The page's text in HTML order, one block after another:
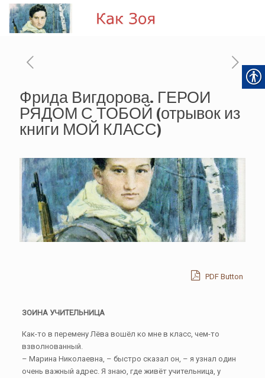
Фрида Вигдорова. ГЕРОИ
РЯДОМ С ТОБОЙ (отрывок из
книги МОЙ КЛАСС)
PDF Button
ЗОИНА УЧИТЕЛЬНИЦА
Как-то в перемену Лёва вошёл ко мне в класс, чем-то
взволнованный.
– Марина Николаевна, – быстро сказал он, – я узнал один
очень важный адрес. Я знаю, где живёт учительница, у